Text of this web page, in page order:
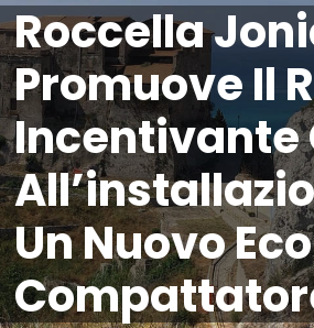
Roccella
Promuove Il
Incentivante
Un Nuovo Eco